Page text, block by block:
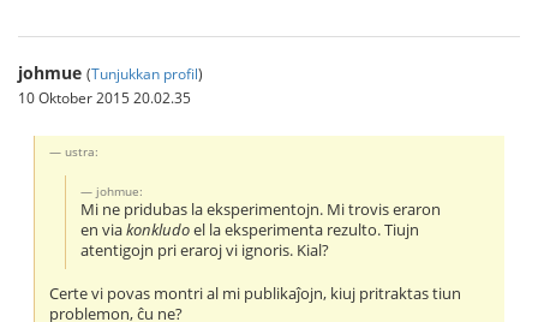
johmue (Tunjukkan profil)
10 Oktober 2015 20.02.35
ustra:
johmue:
Mi ne pridubas la eksperimentojn. Mi trovis eraron
en viakonkludoel la eksperimenta rezulto. Tiujn
atentigojn pri eraroj vi ignoris. Kial?
Certe vi povas montri al mi publikaĵojn, kiuj pritraktas tiun
problemon, ĉu ne?